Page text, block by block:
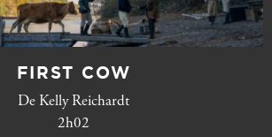
FIRST COW
De Kelly Reichardt
2h02